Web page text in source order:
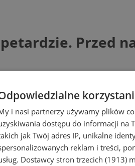
Przed
i nasi partnerzy używamy plików
dostępu do informacji na
jak Twój adres IP, unikalne
reklam i treści,
Dostawcy stron trzecich (1913)